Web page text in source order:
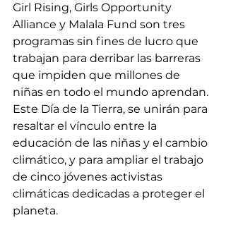
Girl Rising, Girls Opportunity
Alliance y Malala Fund son tres
programas sin fines de lucro que
trabajan para derribar las barreras
que impiden que millones de
niñas en todo el mundo aprendan.
Este Día de la Tierra, se unirán para
resaltar el vínculo entre la
educación de las niñas y el cambio
climático, y para ampliar el trabajo
de cinco jóvenes activistas
climáticas dedicadas a proteger el
planeta.